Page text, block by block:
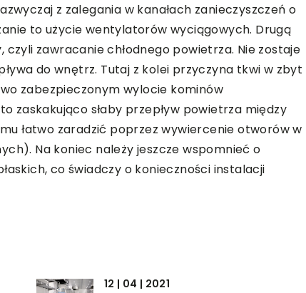
z zalegania w kanałach zanieczyszczeń o
to użycie wentylatorów wyciągowych. Drugą
zawracanie chłodnego powietrza. Nie zostaje
do wnętrz. Tutaj z kolei przyczyna tkwi w zbyt
zabezpieczonym wylocie kominów
zaskakująco słaby przepływ powietrza między
łatwo zaradzić poprzez wywiercenie otworów w
Na koniec należy jeszcze wspomnieć o
co świadczy o konieczności instalacji
12 | 04 | 2021